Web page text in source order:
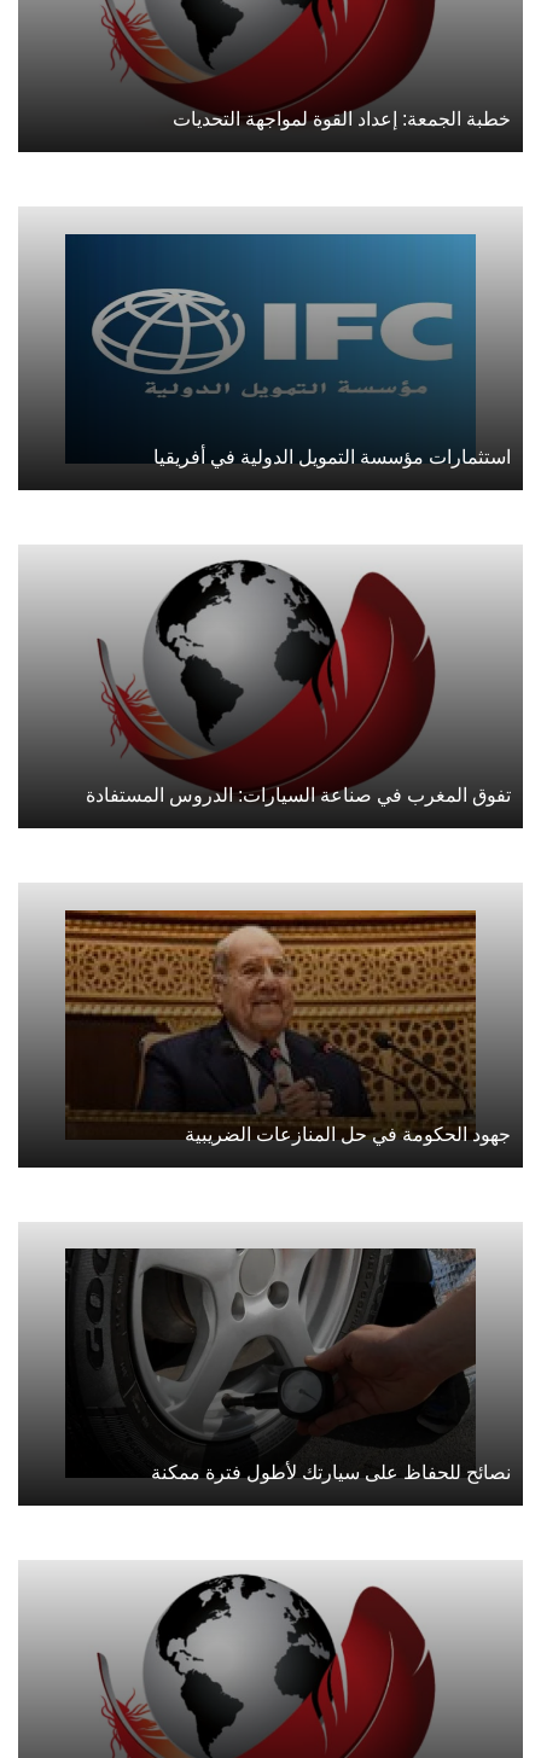
خطبة الجمعة: إعداد القوة لمواجهة التحديات
استثمارات مؤسسة التمويل الدولية في أفريقيا
تفوق المغرب في صناعة السيارات: الدروس المستفادة
جهود الحكومة في حل المنازعات الضريبية
نصائح للحفاظ على سيارتك لأطول فترة ممكنة